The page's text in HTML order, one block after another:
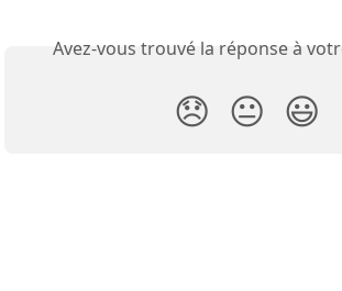
Avez-vous trouvé la réponse à
😞 😐 😃